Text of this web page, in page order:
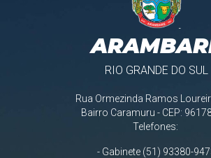
RIO GRANDE DO SUL
Rua Ormezinda Ramos
Bairro Caramuru - CEP:
Telefones:
- Gabinete (51) 93380-